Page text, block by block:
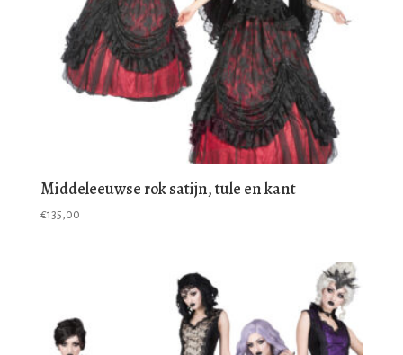
Middeleeuwse rok satijn, tule en kant
€135,00